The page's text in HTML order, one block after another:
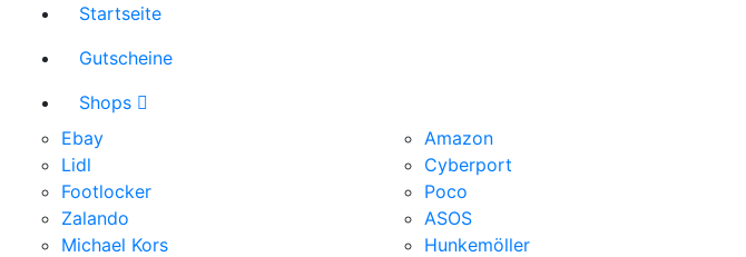
Startseite
Gutscheine
Shops
Ebay
Amazon
Lidl
Cyberport
Footlocker
Poco
Zalando
ASOS
Michael Kors
Hunkemöller